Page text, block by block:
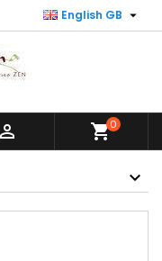
English GB 
 shopping_cart0